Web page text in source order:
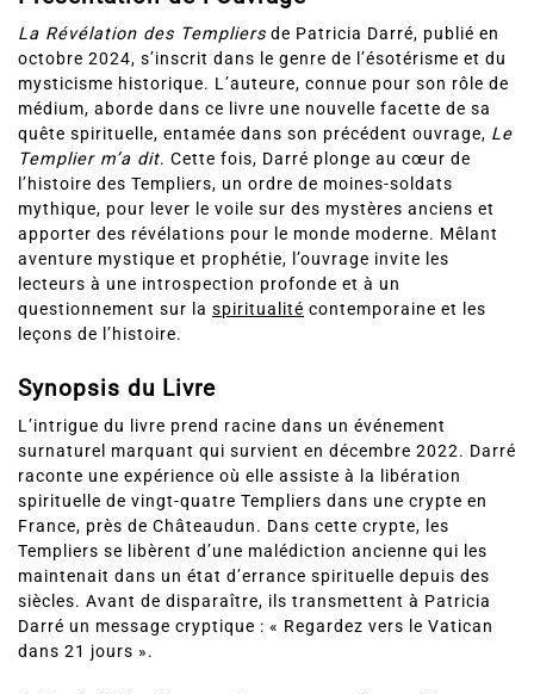
octobre 2024, s’inscrit dans le genre de l’ésotérisme et du
mysticisme historique. L’auteure, connue pour son rôle de
médium, aborde dans ce livre une nouvelle facette de sa
quête spirituelle, entamée dans son précédent ouvrage,
Templier m’a dit . Cette fois, Darré plonge au cœur de
l’histoire des Templiers, un ordre de moines-soldats
mythique, pour lever le voile sur des mystères anciens et
apporter des révélations pour le monde moderne. Mêlant
aventure mystique et prophétie, l’ouvrage invite les
lecteurs à une introspection profonde et à un
questionnement sur laspiritualitécontemporaine et les
leçons de l’histoire.
Synopsis du Livre
surnaturel marquant qui survient en décembre 2022. Darré
raconte une expérience où elle assiste à la libération
spirituelle de vingt-quatre Templiers dans une crypte en
France, près de Châteaudun. Dans cette crypte, les
Templiers se libèrent d’une malédiction ancienne qui les
maintenait dans un état d’errance spirituelle depuis des
siècles. Avant de disparaître, ils transmettent à Patricia
Darré un message cryptique : « Regardez vers le Vatican
dans 21 jours ».